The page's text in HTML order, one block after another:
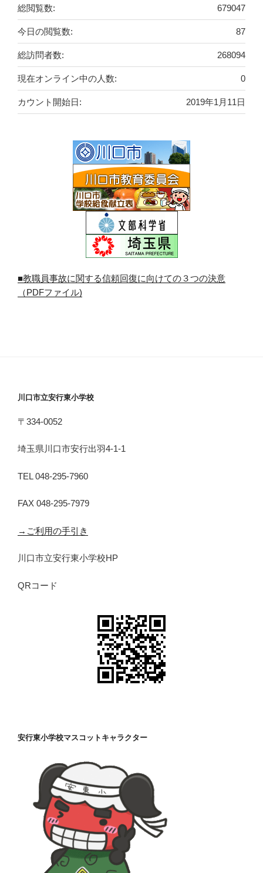
679047
総閲覧数:
87
今日の閲覧数:
268094
総訪問者数:
0
現在オンライン中の人数:
2019年1月11日
カウント開始日:
■教職員事故に関する信頼回復に向けての３つの決意
（PDFファイル)
川口市立安行東小学校
〒334-0052
埼玉県川口市安行出羽4-1-1
TEL 048-295-7960
FAX 048-295-7979
→ご利用の手引き
川口市立安行東小学校HP
QRコード
安行東小学校マスコットキャラクター